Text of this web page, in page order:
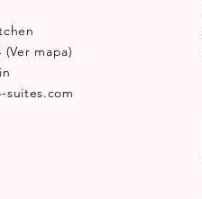
(Ver mapa)
suites.com